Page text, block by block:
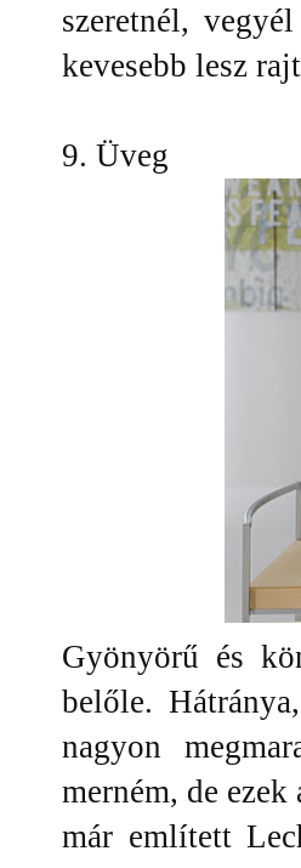
szeretnél,
kevesebb lesz
9. Üveg
Gyönyörű és
belőle.
nagyon
merném, de
már említett